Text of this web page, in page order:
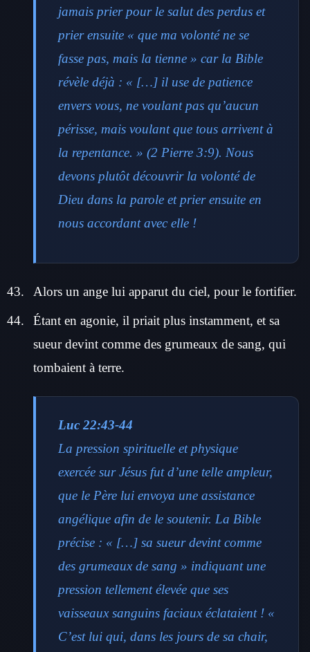
jamais prier pour le salut des perdus et
prier ensuite « que ma volonté ne se
fasse pas, mais la tienne » car la Bible
révèle déjà : « […] il use de patience
envers vous, ne voulant pas qu’aucun
périsse, mais voulant que tous arrivent à
la repentance. » (2 Pierre 3:9). Nous
devons plutôt découvrir la volonté de
Dieu dans la parole et prier ensuite en
nous accordant avec elle !
Alors un ange lui apparut du ciel, pour le fortifier.
Étant en agonie, il priait plus instamment, et sa
sueur devint comme des grumeaux de sang, qui
tombaient à terre.
Luc 22:43-44
La pression spirituelle et physique
exercée sur Jésus fut d’une telle ampleur,
que le Père lui envoya une assistance
angélique afin de le soutenir. La Bible
précise : « […] sa sueur devint comme
des grumeaux de sang » indiquant une
pression tellement élevée que ses
vaisseaux sanguins faciaux éclataient ! «
C’est lui qui, dans les jours de sa chair,